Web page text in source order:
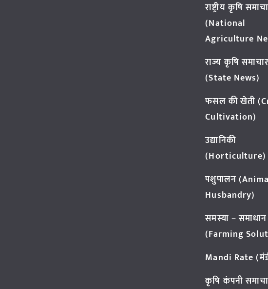
राष्ट्रीय कृषि
(National
Agriculture
राज्य कृषि समाचार
(State News)
फसल की खेती
Cultivation)
उद्यानिकी
(Horticulture)
पशुपालन
Husbandry)
समस्या – समाधान
(Farming
Mandi Rate
कृषि कंपनी